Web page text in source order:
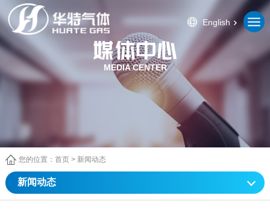
English
MEDIA CENTER
您的位置： 首页> 新闻动态
新闻动态